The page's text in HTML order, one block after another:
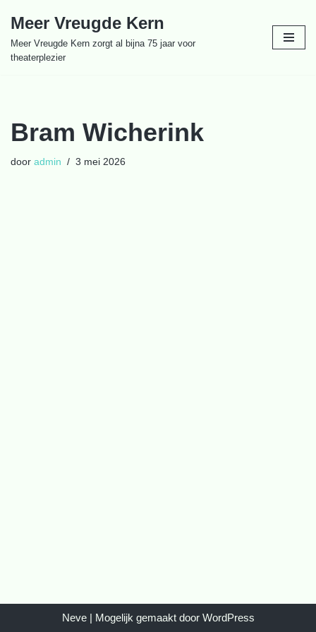
Ga
naar
Meer Vreugde Kern
Meer Vreugde Kern zorgt al bijna 75 jaar voor
theaterplezier
Bram Wicherink
door admin 3 mei 2026
Neve| Mogelijk gemaakt door WordPress